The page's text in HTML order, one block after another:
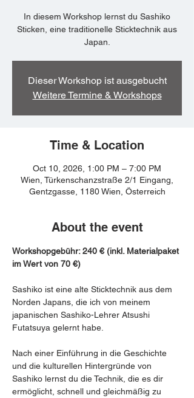
In diesem Workshop lernst du Sashiko
Sticken, eine traditionelle Sticktechnik aus
Japan.
Dieser Workshop ist ausgebucht
Weitere Termine & Workshops
Time & Location
Oct 10, 2026, 1:00 PM – 7:00 PM
Wien, Türkenschanzstraße 2/1 Eingang,
Gentzgasse, 1180 Wien, Österreich
About the event
Workshopgebühr: 240 € (inkl. Materialpaket
im Wert von 70 €)
Sashiko ist eine alte Sticktechnik aus dem
Norden Japans, die ich von meinem
japanischen Sashiko-Lehrer Atsushi
Futatsuya gelernt habe.
Nach einer Einführung in die Geschichte
und die kulturellen Hintergründe von
Sashiko lernst du die Technik, die es dir
ermöglicht, schnell und gleichmäßig zu